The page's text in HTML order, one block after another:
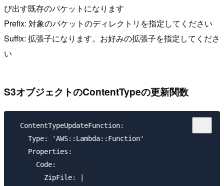
び出す既存のバケットになります
Prefix: 対象のバケットのディレクトリを指定してください
Suffix: 拡張子になります。お好みの拡張子を指定してくださ
い
S3オブジェクトのContentTypeの更新関数
  ContentTypeUpdateFunction:
    Type: 'AWS::Lambda::Function'
    Properties:
      Code:
        ZipFile: |